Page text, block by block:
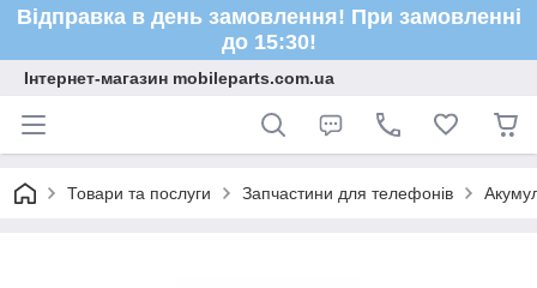
Відправка в день замовлення! При замовленні
до 15:30!
Інтернет-магазин mobileparts.com.ua
Товари та послуги Запчастини для телефонів